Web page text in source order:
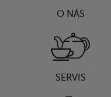
O NÁS
SERVIS